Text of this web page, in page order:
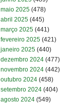
maio 2025 (478)
abril 2025 (445)
março 2025 (441)
fevereiro 2025 (421)
janeiro 2025 (440)
dezembro 2024 (477)
novembro 2024 (442)
outubro 2024 (458)
setembro 2024 (404)
agosto 2024 (549)